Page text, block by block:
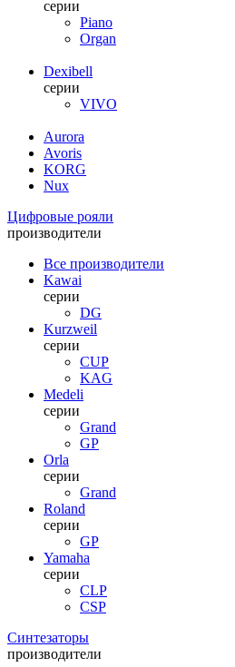
серии
Piano
Organ
Dexibell
серии
VIVO
Aurora
Avoris
KORG
Nux
Цифровые рояли
производители
Все производители
Kawai
серии
DG
Kurzweil
серии
CUP
KAG
Medeli
серии
Grand
GP
Orla
серии
Grand
Roland
серии
GP
Yamaha
серии
CLP
CSP
Синтезаторы
производители